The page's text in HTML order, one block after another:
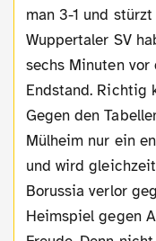
man 3-1 und
Wuppertaler SV
sechs Minuten vor
Endstand. Richtig
Gegen den
Mülheim nur ein
und wird
Borussia verlor
Heimspiel gegen